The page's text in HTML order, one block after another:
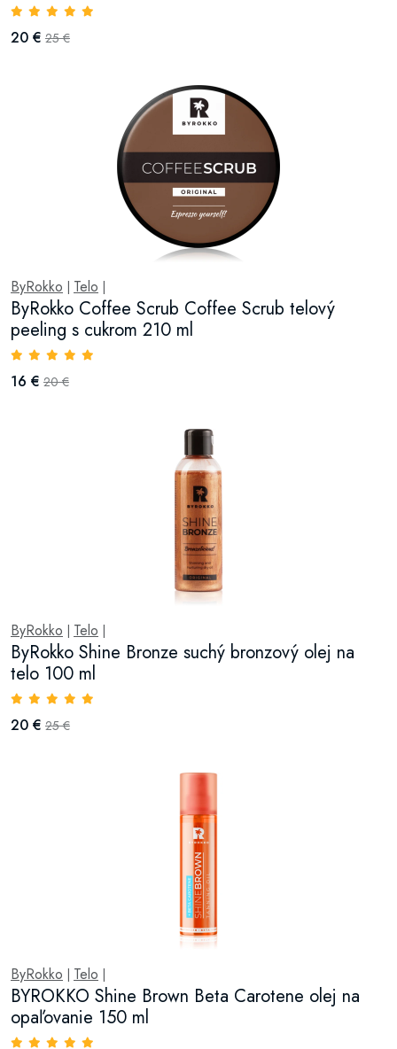
20 € 25 €
ByRokko Telo
ByRokko Coffee Scrub Coffee Scrub telový
peeling s cukrom 210 ml
16 € 20 €
ByRokko Telo
ByRokko Shine Bronze suchý bronzový olej na
telo 100 ml
20 € 25 €
ByRokko Telo
BYROKKO Shine Brown Beta Carotene olej na
opaľovanie 150 ml